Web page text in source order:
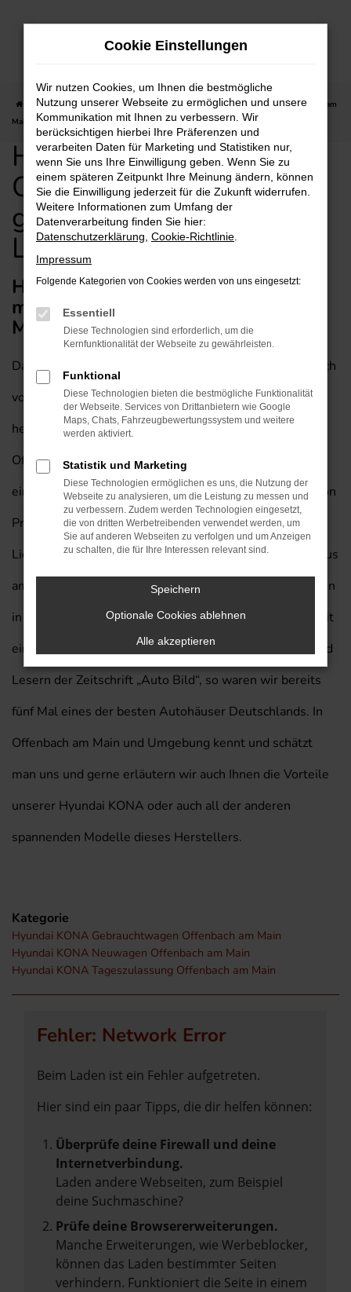
Zum
Startseite Offenbach am Main Hyundai
Hyundai KONA für Offenbach am
Main günstig kaufen mit Lieferservice
Hyundai KONA für
Offenbach am Main
günstig kaufen mit
Lieferservice
Hyundai KONA – empfehlenswert
mit Lieferservice für Offenbach am
Main
Dass ein Hyundai KONA in jede Stadt passt, versteht sich
von selbst. Entsprechend empfehlen wir dieses
herausragende Fahrzeug auch für Ihre Mobilität in
Offenbach am Main und lassen Sie gerne bei uns
einsteigen. Kaufen Sie Ihren nächsten Hyundai KONA von
Prinzert und profitieren Sie von unserem exklusiven
Lieferservice nach Offenbach am Main. Wir vom Autohaus
am Prinzert bringen die Erfahrung von mehr als 85 Jahren
in der Automobilbranche in jedes Beratungsgespräch mit
ein. Folgt man einer Umfragen unter den Leserinnen und
Lesern der Zeitschrift „Auto Bild“, so waren wir bereits
fünf Mal eines der besten Autohäuser Deutschlands. In
Offenbach am Main und Umgebung kennt und schätzt
man uns und gerne erläutern wir auch Ihnen die Vorteile
unserer Hyundai KONA oder auch all der anderen
spannenden Modelle dieses Herstellers.
Kategorie
Hyundai KONA Gebrauchtwagen Offenbach am Main
Hyundai KONA Neuwagen Offenbach am Main
Hyundai KONA Tageszulassung Offenbach am Main
Fehler: Network Error
Beim Laden ist ein Fehler aufgetreten.
Hier sind ein paar Tipps, die dir helfen können:
Überprüfe deine Firewall und deine
Internetverbindung.
Laden andere Webseiten, zum Beispiel
deine Suchmaschine?
Prüfe deine Browsererweiterungen.
Manche Erweiterungen, wie Werbeblocker,
können das Laden bestimmter Seiten
verhindern. Funktioniert die Seite in einem
Cookie Einstellungen
Wir nutzen Cookies, um Ihnen die bestmögliche
Nutzung unserer Webseite zu ermöglichen und unsere
Kommunikation mit Ihnen zu verbessern. Wir
berücksichtigen hierbei Ihre Präferenzen und
verarbeiten Daten für Marketing und Statistiken nur,
wenn Sie uns Ihre Einwilligung geben. Wenn Sie zu
einem späteren Zeitpunkt Ihre Meinung ändern, können
Sie die Einwilligung jederzeit für die Zukunft widerrufen.
Weitere Informationen zum Umfang der
Datenverarbeitung finden Sie hier:
Datenschutzerklärung Cookie-Richtlinie
Impressum
Folgende Kategorien von Cookies werden von uns eingesetzt:
Essentiell
Diese Technologien sind erforderlich, um die
Kernfunktionalität der Webseite zu gewährleisten.
Funktional
Diese Technologien bieten die bestmögliche Funktionalität
der Webseite. Services von Drittanbietern wie Google
Maps, Chats, Fahrzeugbewertungssystem und weitere
werden aktiviert.
Statistik und Marketing
Diese Technologien ermöglichen es uns, die Nutzung der
Webseite zu analysieren, um die Leistung zu messen und
zu verbessern. Zudem werden Technologien eingesetzt,
die von dritten Werbetreibenden verwendet werden, um
Sie auf anderen Webseiten zu verfolgen und um Anzeigen
zu schalten, die für Ihre Interessen relevant sind.
Speichern
Optionale Cookies ablehnen
Alle akzeptieren